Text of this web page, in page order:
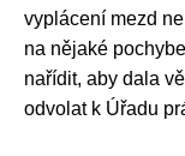
vyplácení mezd
na nějaké
nařídit, aby dala
odvolat k Úřadu